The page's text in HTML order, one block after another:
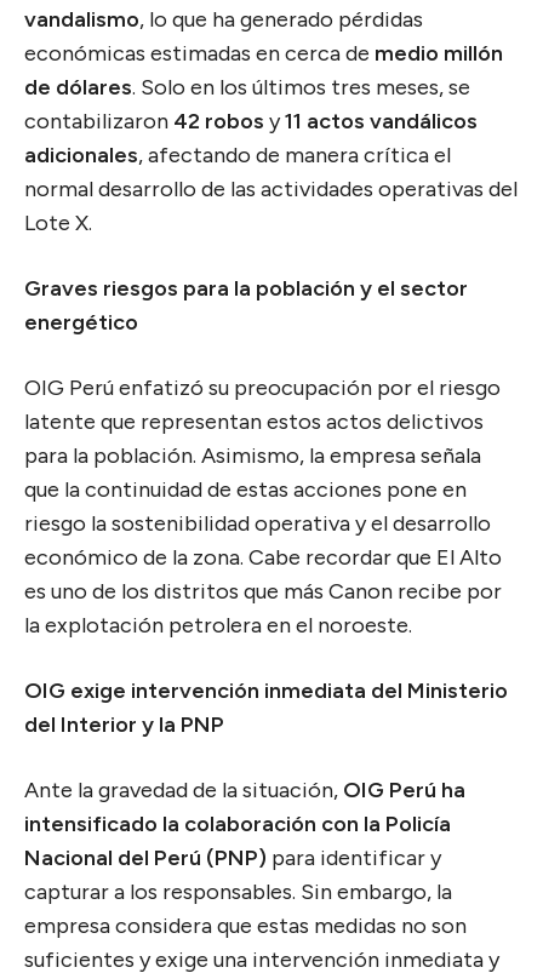
vandalismo, lo que ha generado pérdidas
económicas estimadas en cerca de medio millón
de dólares. Solo en los últimos tres meses, se
contabilizaron 42 robos y11 actos vandálicos
adicionales, afectando de manera crítica el
normal desarrollo de las actividades operativas del
Lote X.
Graves riesgos para la población y el sector
energético
OIG Perú enfatizó su preocupación por el riesgo
latente que representan estos actos delictivos
para la población. Asimismo, la empresa señala
que la continuidad de estas acciones pone en
riesgo la sostenibilidad operativa y el desarrollo
económico de la zona. Cabe recordar que El Alto
es uno de los distritos que más Canon recibe por
la explotación petrolera en el noroeste.
OIG exige intervención inmediata del Ministerio
del Interior y la PNP
Ante la gravedad de la situación, OIG Perú ha
intensificado la colaboración con la Policía
Nacional del Perú (PNP) para identificar y
capturar a los responsables. Sin embargo, la
empresa considera que estas medidas no son
suficientes y exige una intervención inmediata y